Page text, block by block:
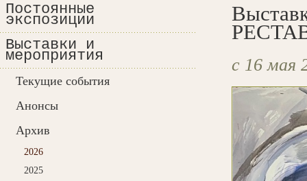
Постоянные
экспозиции
Выставки и
мероприятия
Текущие события
Анонсы
Архив
2026
2025
с 16 мая